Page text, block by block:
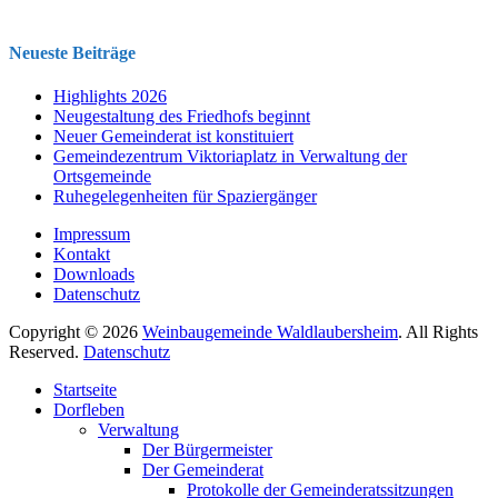
Neueste Beiträge
Highlights 2026
Neugestaltung des Friedhofs beginnt
Neuer Gemeinderat ist konstituiert
Gemeindezentrum Viktoriaplatz in Verwaltung der
Ortsgemeinde
Ruhegelegenheiten für Spaziergänger
Impressum
Kontakt
Downloads
Datenschutz
Copyright © 2026 Weinbaugemeinde Waldlaubersheim. All Rights
Reserved. Datenschutz
oben
scrollen
Startseite
Dorfleben
Verwaltung
Der Bürgermeister
Der Gemeinderat
Protokolle der Gemeinderatssitzungen